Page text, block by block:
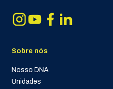
Sobre nós
Nosso DNA
Unidades